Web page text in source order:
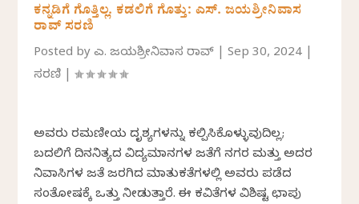
ಕನ್ನಡಿಗೆ ಗೊತ್ತಿಲ್ಲ. ಕಡಲಿಗೆ ಗೊತ್ತು: ಎಸ್. ಜಯಶ್ರೀನಿವಾಸ
ರಾವ್ ಸರಣಿ
Posted byಎಸ್. ಜಯಶ್ರೀನಿವಾಸ ರಾವ್ |Sep 30, 2024
ಸರಣಿ |
ಅವರು ರಮಣೀಯ ದೃಶ್ಯಗಳನ್ನು ಕಲ್ಪಿಸಿಕೊಳ್ಳುವುದಿಲ್ಲ;
ಬದಲಿಗೆ ದಿನನಿತ್ಯದ ವಿದ್ಯಮಾನಗಳ ಜತೆಗೆ ನಗರ ಮತ್ತು ಅದರ
ನಿವಾಸಿಗಳ ಜತೆ ಜರಗಿದ ಮಾತುಕತೆಗಳಲ್ಲಿ ಅವರು ಪಡೆದ
ಸಂತೋಷಕ್ಕೆ ಒತ್ತು ನೀಡುತ್ತಾರೆ. ಈ ಕವಿತೆಗಳ ವಿಶಿಷ್ಟ ಛಾಪು